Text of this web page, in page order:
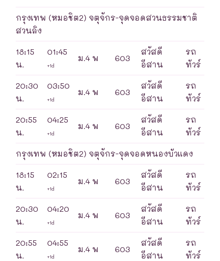
กรุงเทพ (หมอชิต2) จตุจักร-จุดจอดสวนธรรมชาติ
สวนลิง
18:15
น.
01:45
+1d
ม.4 พ 603
สวัสดี
อีสาน
รถ
ทัวร์
20:30
น.
03:50
+1d
ม.4 พ 603
สวัสดี
อีสาน
รถ
ทัวร์
20:55
น.
04:25
+1d
ม.4 พ 603
สวัสดี
อีสาน
รถ
ทัวร์
กรุงเทพ (หมอชิต2) จตุจักร-จุดจอดหนองบัวแดง
18:15
น.
02:15
+1d
ม.4 พ 603
สวัสดี
อีสาน
รถ
ทัวร์
20:30
น.
04:20
+1d
ม.4 พ 603
สวัสดี
อีสาน
รถ
ทัวร์
20:55
น.
04:55
+1d
ม.4 พ 603
สวัสดี
อีสาน
รถ
ทัวร์